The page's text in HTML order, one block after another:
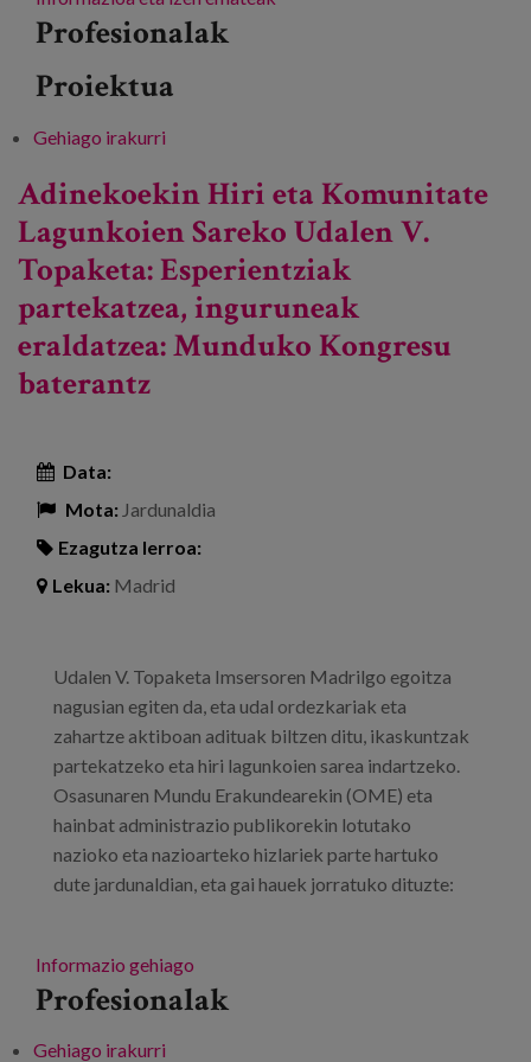
Profesionalak
Proiektua
Gehiago irakurri
Adinekoekin Hiri eta Komunitate
Lagunkoien Sareko Udalen V.
Topaketa: Esperientziak
partekatzea, inguruneak
eraldatzea: Munduko Kongresu
baterantz
Data:
Mota: Jardunaldia
Ezagutza lerroa:
Lekua: Madrid
Udalen V. Topaketa Imsersoren Madrilgo egoitza
nagusian egiten da, eta udal ordezkariak eta
zahartze aktiboan adituak biltzen ditu, ikaskuntzak
partekatzeko eta hiri lagunkoien sarea indartzeko.
Osasunaren Mundu Erakundearekin (OME) eta
hainbat administrazio publikorekin lotutako
nazioko eta nazioarteko hizlariek parte hartuko
dute jardunaldian, eta gai hauek jorratuko dituzte:
Informazio gehiago
Profesionalak
Gehiago irakurri